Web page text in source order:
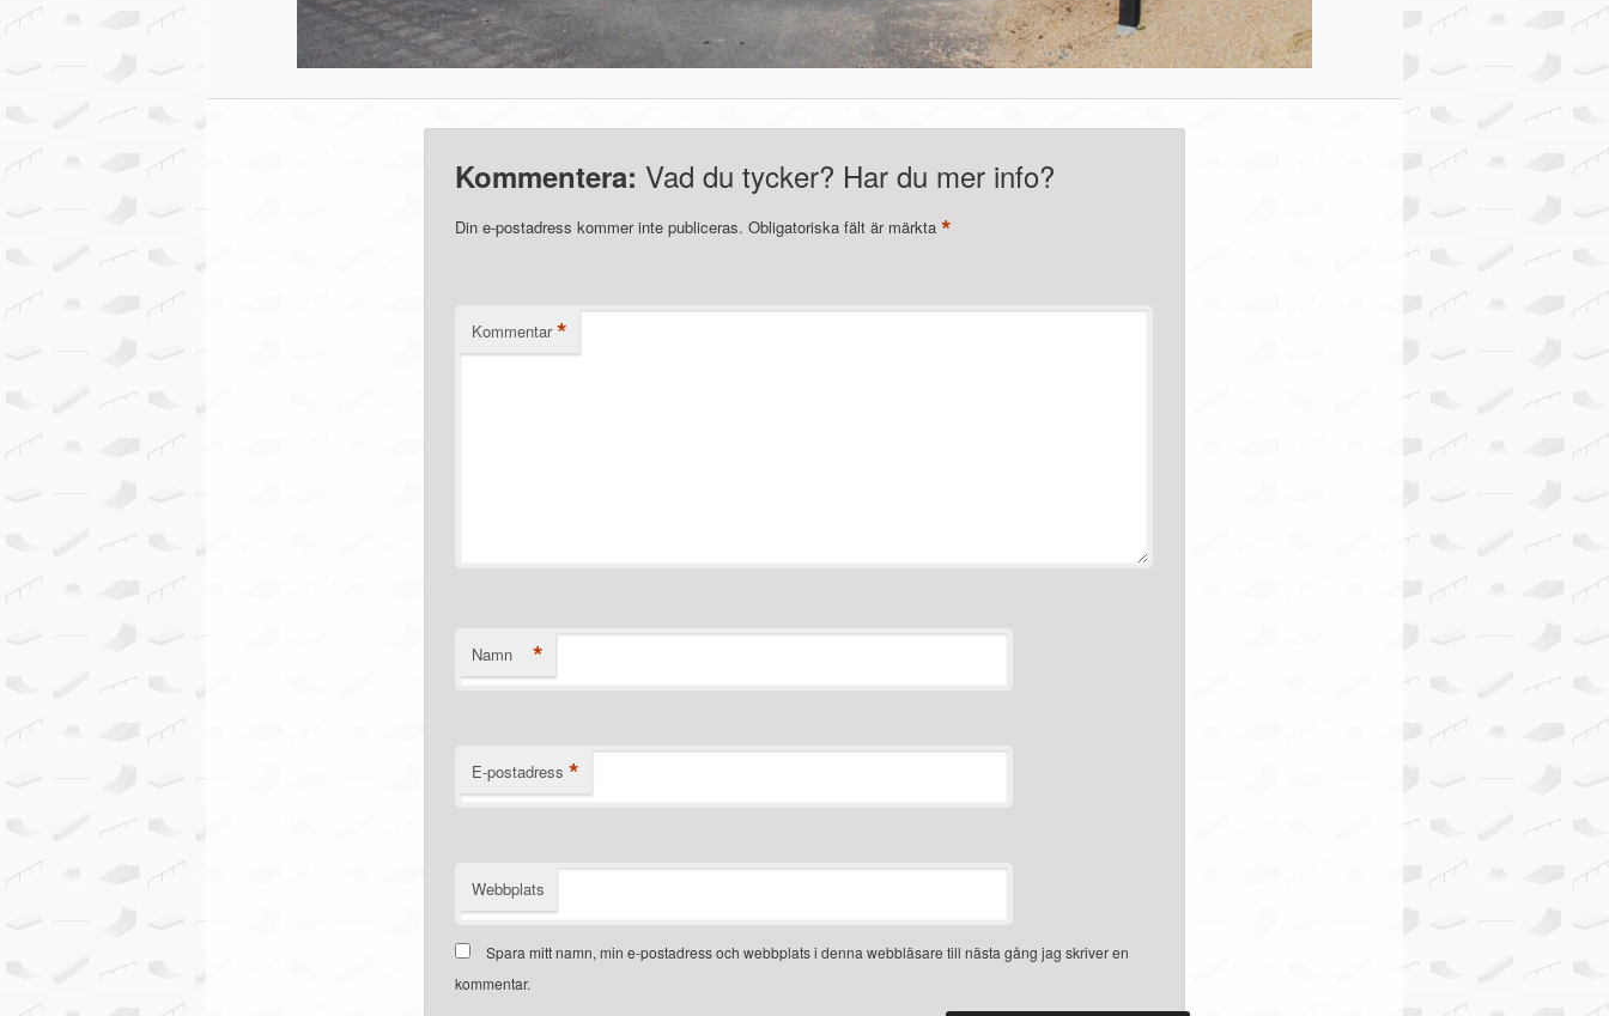
Kommentera: Vad du tycker? Har du mer info?
Din e-postadress kommer inte publiceras. Obligatoriska fält är märkta *
Kommentar *
Namn *
E-postadress *
Webbplats
Spara mitt namn, min e-postadress och webbplats i denna webbläsare till nästa gång jag skriver en
kommentar.